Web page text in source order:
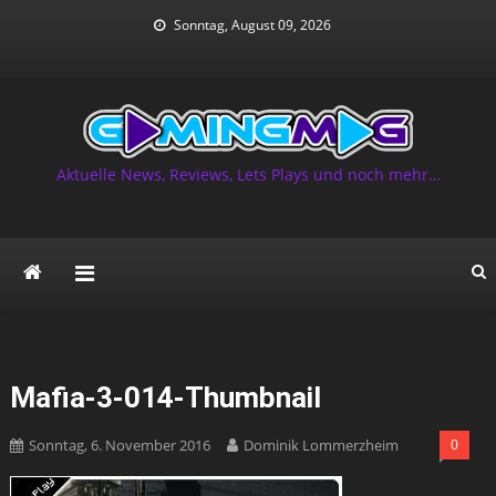
Sonntag, August 09, 2026
Aktuelle News, Reviews, Lets Plays und noch mehr…
Mafia-3-014-Thumbnail
Sonntag, 6. November 2016 Dominik Lommerzheim 0